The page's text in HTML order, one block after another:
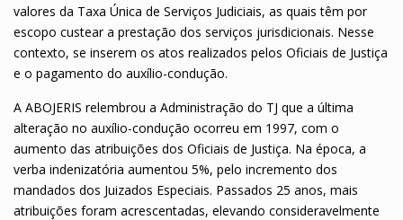
valores da Taxa Única de Serviços Judiciais, as quais têm por
escopo custear a prestação dos serviços jurisdicionais. Nesse
contexto, se inserem os atos realizados pelos Oficiais de Justiça
e o pagamento do auxílio-condução.
A ABOJERIS relembrou a Administração do TJ que a última
alteração no auxílio-condução ocorreu em 1997, com o
aumento das atribuições dos Oficiais de Justiça. Na época, a
verba indenizatória aumentou 5%, pelo incremento dos
mandados dos Juizados Especiais. Passados 25 anos, mais
atribuições foram acrescentadas, elevando consideravelmente